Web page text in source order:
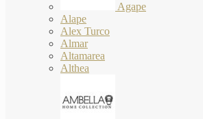
Agape
Alape
Alex Turco
Almar
Altamarea
Althea